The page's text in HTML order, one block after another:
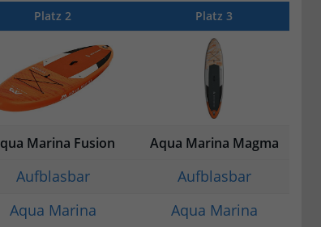
Platz 2 Platz 3
Marina Fusion Aqua Marina Magma
Aufblasbar
Aufblasbar
Aqua Marina
Aqua Marina